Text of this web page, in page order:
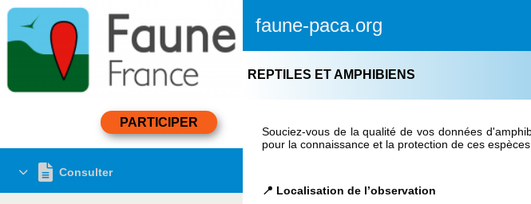
faune-paca.org
Consulter
REPTILES ET AMPHIBIENS
Souciez-vous de la qualité de vos données
pour la connaissance et la protection de ces
📍 Localisation de l’observation